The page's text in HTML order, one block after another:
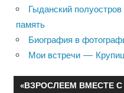
Гыданский
память
Биография в
Мои встречи —
«ВЗРОСЛЕЕМ ВМЕСТЕ